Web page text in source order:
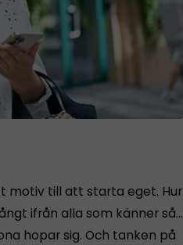
motiv till att starta eget. Hur
ifrån alla som känner så…
hopar sig. Och tanken på